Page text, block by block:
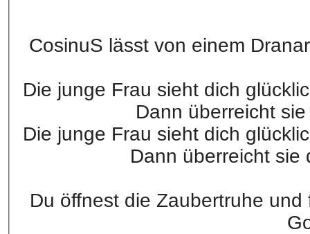
CosinuS lässt von einem
Die junge Frau sieht dich
Dann überreicht
Die junge Frau sieht dich
Dann überreicht sie
Du öffnest die Zaubertruhe